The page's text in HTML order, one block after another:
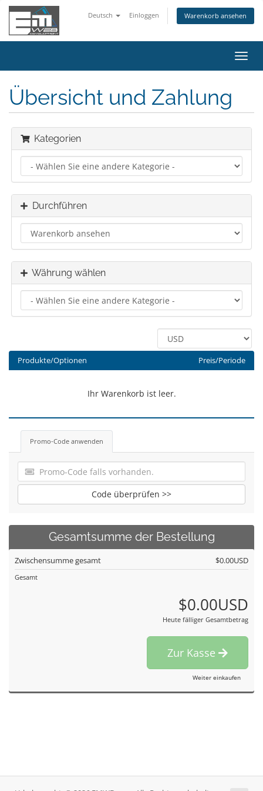
Deutsch Einloggen Warenkorb ansehen
ein-/
Übersicht und Zahlung
Kategorien
Durchführen
Währung wählen
Produkte/Optionen Preis/Periode
Ihr Warenkorb ist leer.
Promo-Code anwenden
Code überprüfen >>
Gesamtsumme der Bestellung
Zwischensumme gesamt $0.00USD
Gesamt
$0.00USD
Heute fälliger Gesamtbetrag
Zur Kasse
Weiter einkaufen